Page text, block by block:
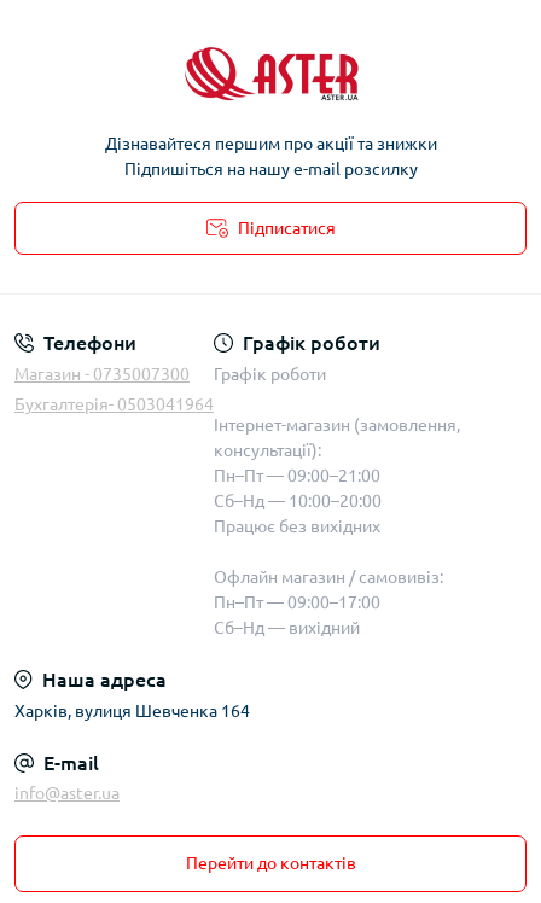
Дізнавайтеся першим про акції та знижки
Підпишіться на нашу e-mail розсилку
Підписатися
Телефони
Магазин - 0735007300
Бухгалтерія- 0503041964
Графік роботи
Графік роботи
Інтернет-магазин (замовлення,
консультації):
Пн–Пт — 09:00–21:00
Сб–Нд — 10:00–20:00
Працює без вихідних
Офлайн магазин / самовивіз:
Пн–Пт — 09:00–17:00
Сб–Нд — вихідний
Наша адреса
Харків, вулиця Шевченка 164
E-mail
info@aster.ua
Перейти до контактів